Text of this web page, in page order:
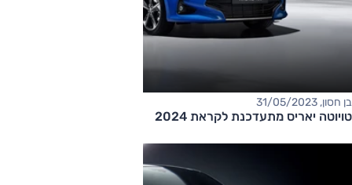
בן חסון, 31/05/2023
טויוטה יאריס מתעדכנת לקראת 2024